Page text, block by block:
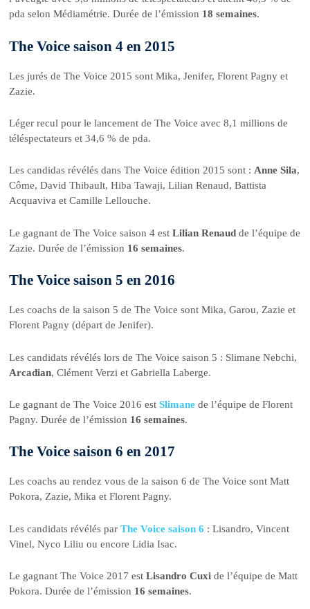
pda selon Médiamétrie. Durée de l’émission 18 semaines.
The Voice saison 4 en 2015
Les jurés de The Voice 2015 sont Mika, Jenifer, Florent Pagny et
Zazie.
Léger recul pour le lancement de The Voice avec 8,1 millions de
téléspectateurs et 34,6 % de pda.
Les candidas révélés dans The Voice édition 2015 sont :Anne Sila,
Côme, David Thibault, Hiba Tawaji, Lilian Renaud, Battista
Acquaviva et Camille Lellouche.
Le gagnant de The Voice saison 4 estLilian Renaud de l’équipe de
Zazie. Durée de l’émission 16 semaines.
The Voice saison 5 en 2016
Les coachs de la saison 5 de The Voice sont Mika, Garou, Zazie et
Florent Pagny (départ de Jenifer).
Les candidats révélés lors de The Voice saison 5 : Slimane Nebchi,
Arcadian, Clément Verzi et Gabriella Laberge.
Le gagnant de The Voice 2016 estSlimane de l’équipe de Florent
Pagny. Durée de l’émission 16 semaines.
The Voice saison 6 en 2017
Les coachs au rendez vous de la saison 6 de The Voice sont Matt
Pokora, Zazie, Mika et Florent Pagny.
Les candidats révélés parThe Voice saison 6 : Lisandro, Vincent
Vinel, Nyco Liliu ou encore Lidia Isac.
Le gagnant The Voice 2017 estLisandro Cuxide l’équipe de Matt
Pokora. Durée de l’émission 16 semaines.